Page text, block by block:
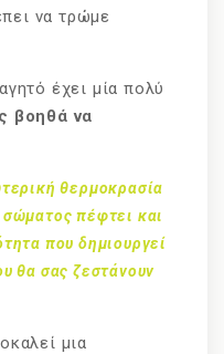
να τρώμε
έχει μία πολύ
βοηθά να
θερμοκρασία
πέφτει και
που δημιουργεί
θα σας ζεστάνουν
μια